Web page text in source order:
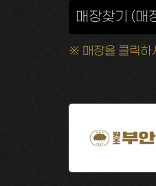
※ 매장을 클릭하